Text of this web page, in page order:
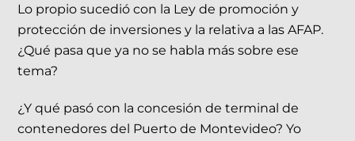
Lo propio sucedió con la Ley de promoción y
protección de inversiones y la relativa a las AFAP.
¿Qué pasa que ya no se habla más sobre ese
tema?
¿Y qué pasó con la concesión de terminal de
contenedores del Puerto de Montevideo? Yo